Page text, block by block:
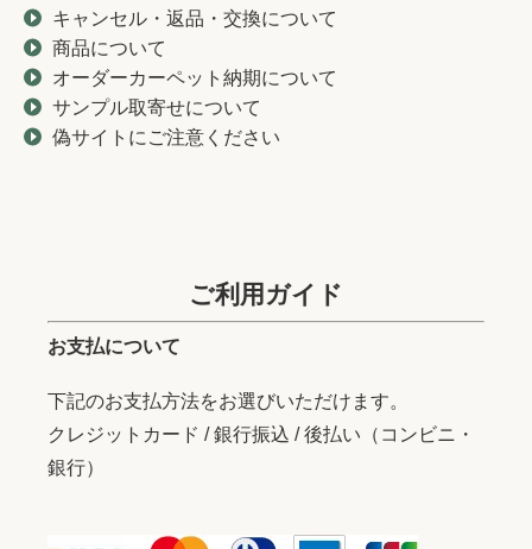
キャンセル・返品・交換について
商品について
オーダーカーペット納期について
サンプル取寄せについて
偽サイトにご注意ください
ご利用ガイド
お支払について
下記のお支払方法をお選びいただけます。
クレジットカード / 銀行振込 / 後払い（コンビニ・
銀行）